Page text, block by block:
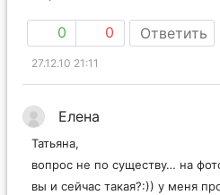
0 0 Ответить
27.12.10 21:11
Елена
Татьяна,
вопрос не по существу… на
вы и сейчас такая?:)) у меня